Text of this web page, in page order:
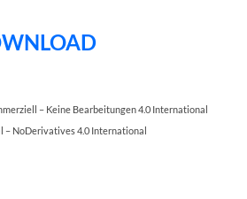
– Keine Bearbeitungen 4.0 International
NoDerivatives 4.0 International